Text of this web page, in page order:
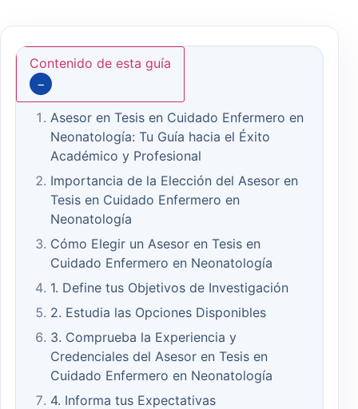
Contenido de esta guía
−
Asesor en Tesis en Cuidado Enfermero en
Neonatología: Tu Guía hacia el Éxito
Académico y Profesional
Importancia de la Elección del Asesor en
Tesis en Cuidado Enfermero en
Neonatología
Cómo Elegir un Asesor en Tesis en
Cuidado Enfermero en Neonatología
1. Define tus Objetivos de Investigación
2. Estudia las Opciones Disponibles
3. Comprueba la Experiencia y
Credenciales del Asesor en Tesis en
Cuidado Enfermero en Neonatología
4. Informa tus Expectativas